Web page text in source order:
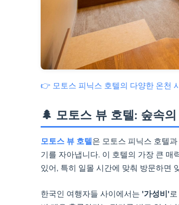
👉 모토스 피닉스 호텔의 다양한 온천
🌲 모토스 뷰 호텔: 숲속
모토스 뷰 호텔은 모토스 피닉스 호텔
기를 자아냅니다. 이 호텔의 가장 큰 매
있어, 특히 일몰 시간에 맞춰 방문하면
한국인 여행자들 사이에서는 '가성비'